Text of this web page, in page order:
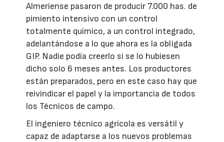
Almeriense pasaron de producir 7.000 has. de
pimiento intensivo con un control
totalmente químico, a un control integrado,
adelantándose a lo que ahora es la obligada
GIP. Nadie podía creerlo si se lo hubiesen
dicho solo 6 meses antes. Los productores
están preparados, pero en este caso hay que
reivindicar el papel y la importancia de todos
los Técnicos de campo.
El ingeniero técnico agrícola es versátil y
capaz de adaptarse a los nuevos problemas